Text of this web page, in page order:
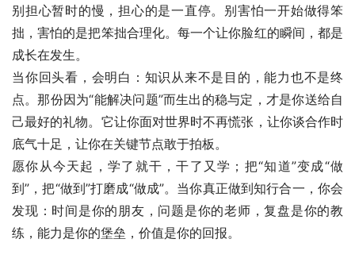
别担心暂时的慢，担心的是一直停。别害怕一开始做得笨
拙，害怕的是把笨拙合理化。每一个让你脸红的瞬间，都是
成长在发生。
当你回头看，会明白：知识从来不是目的，能力也不是终
点。那份因为“能解决问题”而生出的稳与定，才是你送给自
己最好的礼物。它让你面对世界时不再慌张，让你谈合作时
底气十足，让你在关键节点敢于拍板。
愿你从今天起，学了就干，干了又学；把“知道”变成“做
到”，把“做到”打磨成“做成”。当你真正做到知行合一，你会
发现：时间是你的朋友，问题是你的老师，复盘是你的教
练，能力是你的堡垒，价值是你的回报。